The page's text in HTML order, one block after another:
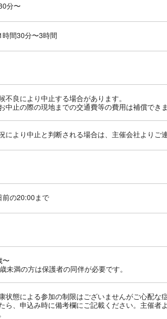
分〜
時間30分〜3時間
不良により中止する場合があります。
中止の際の現地までの交通費等の費用は補償できま
により中止と判断される場合は、主催会社よりご
前の20:00まで
〜
未満の方は保護者の同伴が必要です。
状態による参加の制限はございませんがご心配な
ら、申込み時に備考欄にご記載ください。主催者